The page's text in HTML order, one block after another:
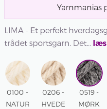
Yarnmanias
LIMA - Et perfekt
trådet sportsgarn. Det...
0100 -
NATUR
0206 -
HVEDE
0519 -
MØRK